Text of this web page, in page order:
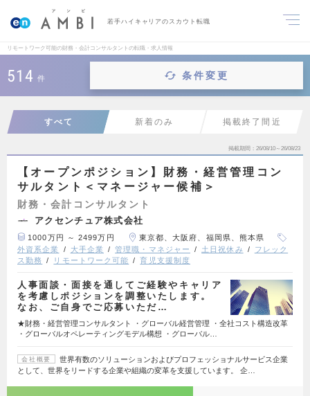
若手ハイキャリアのスカウト転職
リモートワーク可能の財務・会計コンサルタントの転職・求人情報
514 件 条件変更
すべて 新着のみ 掲載終了間近
掲載期間 26/08/10～26/08/23
【オープンポジション】財務・経営管理コン
サルタント＜マネージャー候補＞
財務・会計コンサルタント
アクセンチュア株式会社
1000万円 ～ 2499万円
東京都、大阪府、福岡県、熊本県
外資系企業
大手企業 管理職・マネジャー 土日祝休み
フレック
ス勤務
リモートワーク可能 育児支援制度
人事面談・面接を通してご経験やキャリア
を考慮しポジションを調整いたします。
なお、ご自身でご応募いただ…
★財務・経営管理コンサルタント ・グローバル経営管理 ・全社コスト構造改革
・グローバルオペレーティングモデル構想 ・グローバル…
会社概要
世界有数のソリューションおよびプロフェッショナルサービス企業
として、世界をリードする企業や組織の変革を支援しています。 企…